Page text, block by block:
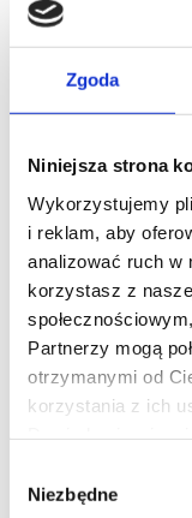
Zgoda
Niniejsza strona
Wykorzystujemy
i reklam, aby
analizować ruch w
korzystasz z
Partnerzy mogą
otrzymanymi od
korzystania z ich
przetwarzamy
zgody
Niezbędne
Zobacz